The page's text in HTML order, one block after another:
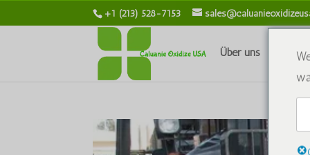
+1 (213) 528-7153
Über uns